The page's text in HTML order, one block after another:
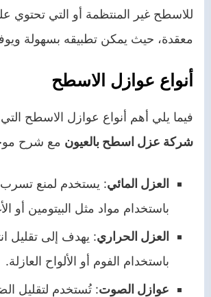
للاسطح غير المنتظمة أو التي تحتوي
معقدة، حيث يمكن تطبيقه بسهولة
أنواع عوازل الاسطح
فيما يلي أهم أنواع عوازل الاسطح
شركة عزل اسطح بالعيون مع شرح
العزل المائي: يستخدم لمنع تسرب
باستخدام مواد مثل البيتومين أو
العزل الحراري: يهدف إلى تقليل
باستخدام الفوم أو الألواح العازلة.
عوازل الصوت: تُستخدم لتقليل